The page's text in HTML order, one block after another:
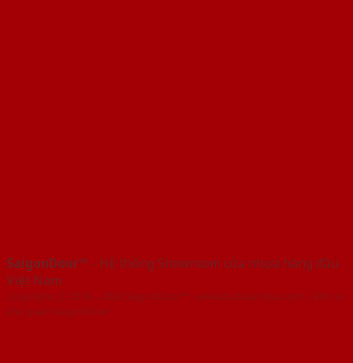
SaigonDoor™ - Hệ thống Showroom cửa nhựa hàng đầu
Việt Nam
Copyright ⓒ 2016 – 2026 SaigonDoor™ - www.bancuanhua.com | Đơn vị
chủ quản SaigonDoor